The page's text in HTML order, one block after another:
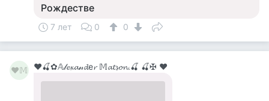
Рождестве
7 лет 0 0
♥𝕄 ♥🍒✿𝔸𝓁𝓮𝔁𝓪𝓃𝓭е𝓻 𝕄𝓪𝓽𝓼𝓸𝓷.🍒 🍒✠ ♥